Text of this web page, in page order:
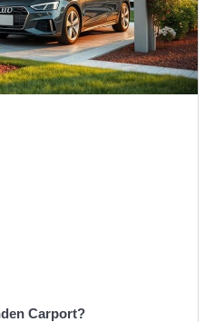
Carport?